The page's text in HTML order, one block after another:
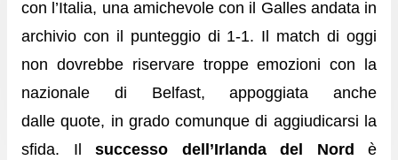
con l’Italia, una amichevole con il Galles andata in
archivio con il punteggio di 1-1. Il match di oggi
non dovrebbe riservare troppe emozioni con la
nazionale di Belfast, appoggiata anche
dalle quote, in grado comunque di aggiudicarsi la
sfida. Il successo dell’Irlanda del Nord è